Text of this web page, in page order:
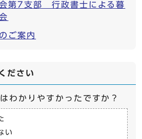
第7支部 行政書士による暮
ご案内
ださい
わかりやすかったですか？
い